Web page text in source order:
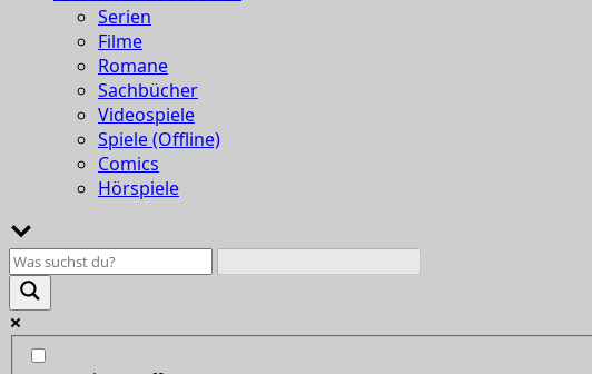
Serien
Filme
Romane
Sachbücher
Videospiele
Spiele (Offline)
Comics
Hörspiele